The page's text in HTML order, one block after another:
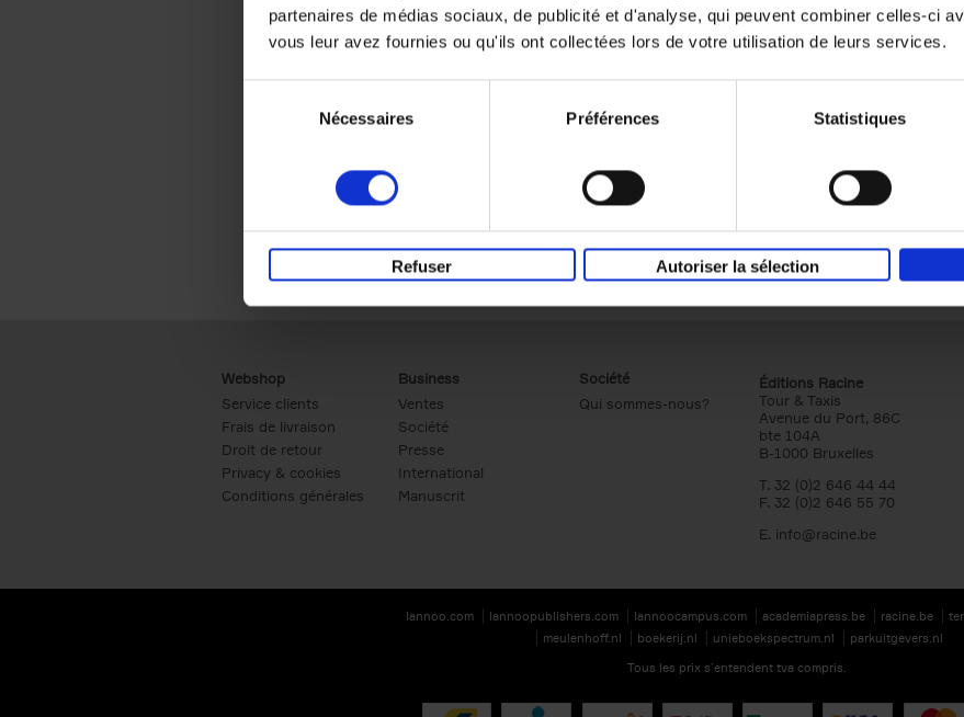
partenaires de médias sociaux, de publicité et d'analyse, qui peuvent combiner celles-ci
vous leur avez fournies ou qu'ils ont collectées lors de votre utilisation de leurs services.
Nécessaires Préférences Statistiques
Refuser Autoriser la sélection
Content Marketing like a PRO
2023 352
Webshop
Service clients
Frais de livraison
Droit de retour
Privacy & cookies
Conditions générales
Business
Ventes
Société
Presse
International
Manuscrit
Société
Qui sommes-nous?
Éditions Racine
Tour & Taxis
Avenue du Port, 86C
bte 104A
B-1000 Bruxelles
T. 32 (0)2 646 44 44
F. 32 (0)2 646 55 70
E. info@racine.be
lannoo.com lannoopublishers.com lannoocampus.com academiapress.be racine.be
meulenhoff.nl
boekerij.nl unieboekspectrum.nl
parkuitgevers.nl
Tous les prix s’entendent tva compris.